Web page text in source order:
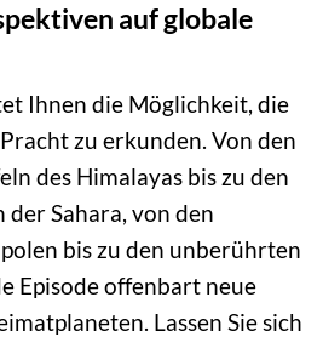
auf globale
Ihnen die Möglichkeit, die
zu erkunden. Von den
des Himalayas bis zu den
Sahara, von den
bis zu den unberührten
Episode offenbart neue
Lassen Sie sich